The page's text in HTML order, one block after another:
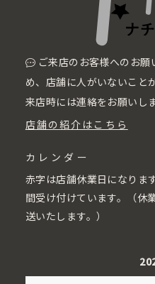
ご来店のお客様へのお
め、店舗に人がいないこと
来店時には連絡をお願いしま
店舗の紹介はこちら
カレンダー
赤字は店舗休業日になりま
間受け付けています。（休
送いたします。）